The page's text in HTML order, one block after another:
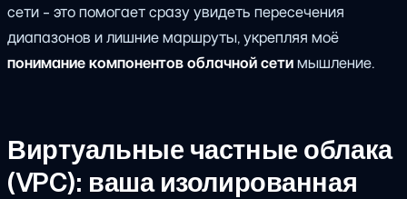
сети - это помогает сразу увидеть пересечения
диапазонов и лишние маршруты, укрепляя моё
понимание компонентов облачной сетимышление.
Виртуальные частные облака
(VPC): ваша изолированная